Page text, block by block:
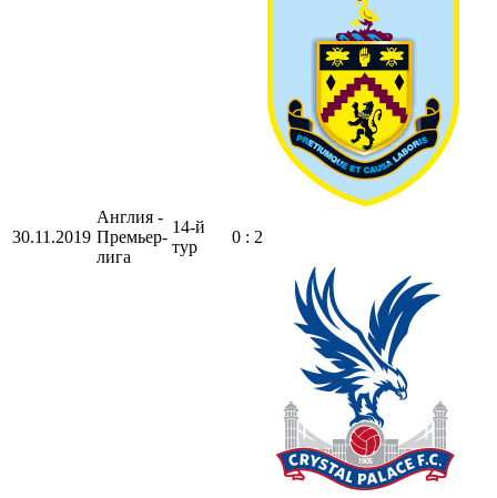
30.11.2019
Англия -
Премьер-
лига
14-й
тур
0 : 2